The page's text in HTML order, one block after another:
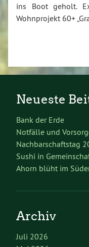
ins Boot geholt.
Wohnprojekt 60+
Neueste
Bank der Erde
Notfälle und
Nachbarschaftstag
Sushi in
Ahorn blüht im
Archiv
Juli 2026